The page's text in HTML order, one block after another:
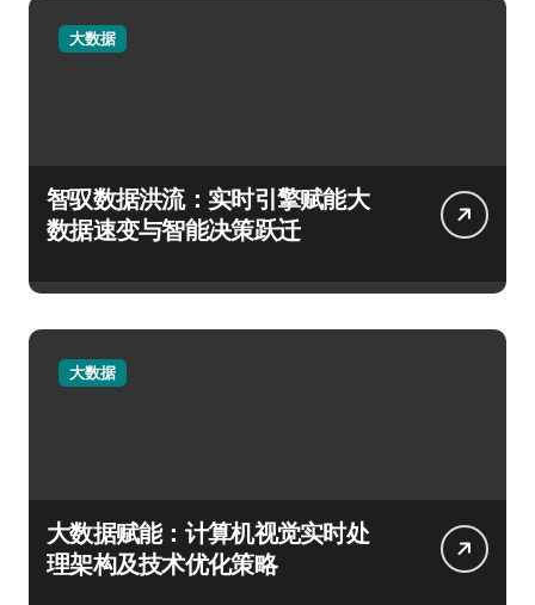
大数据
智驭数据洪流：实时引擎赋能大
数据速变与智能决策跃迁
大数据
大数据赋能：计算机视觉实时处
理架构及技术优化策略